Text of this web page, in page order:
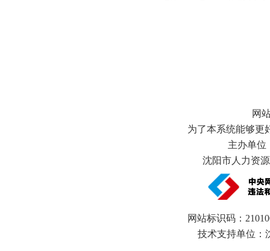
网
为了本系统能够更
主办单位
沈阳市人力资
网站标识码：
技术支持单位：